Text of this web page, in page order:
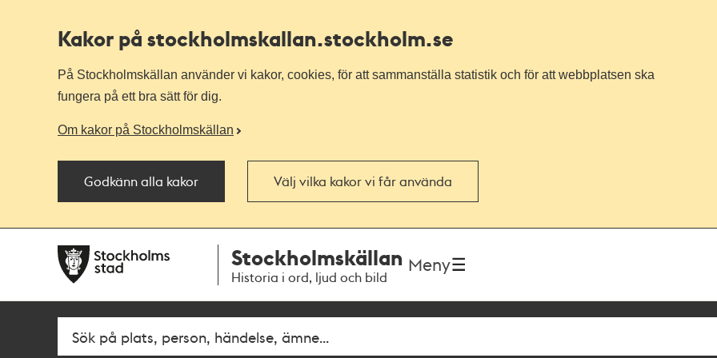
Kakor på stockholmskallan.stockholm.se
På Stockholmskällan använder vi kakor, cookies, för att sammanställa statistik och för att webbplatsen ska
fungera på ett bra sätt för dig.
Om kakor på Stockholmskällan
Godkänn alla kakor Välj vilka kakor vi får använda
navigationen
huvudinnehållet
Stockholmskällan
Historia i ord, ljud och bild
Meny
SökFritextsök